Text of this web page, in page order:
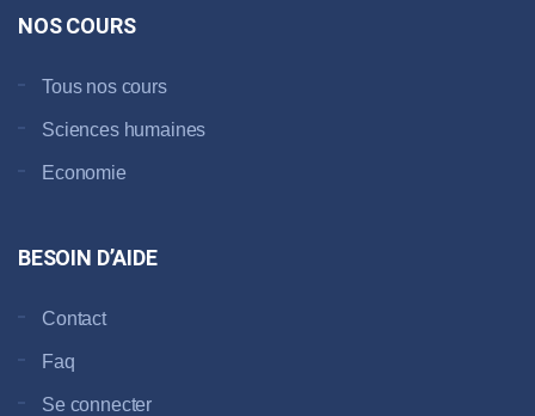
NOS COURS
Tous nos cours
Sciences humaines
Economie
BESOIN D’AIDE
Contact
Faq
Se connecter